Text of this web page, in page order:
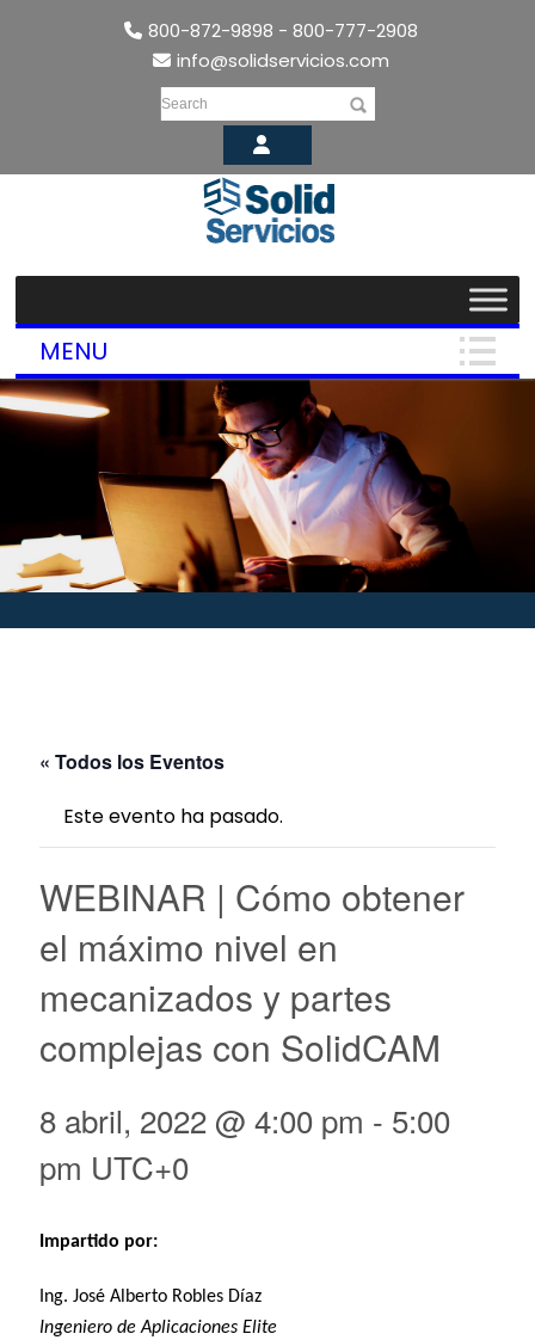
800-872-9898 - 800-777-2908
info@solidservicios.com
Search
MENU
« Todos los Eventos
Este evento ha pasado.
WEBINAR | Cómo obtener
el máximo nivel en
mecanizados y partes
complejas con SolidCAM
8 abril, 2022 @ 4:00 pm - 5:00
pm UTC+0
Impartido por:
Ing. José Alberto Robles Díaz
Ingeniero de Aplicaciones Elite